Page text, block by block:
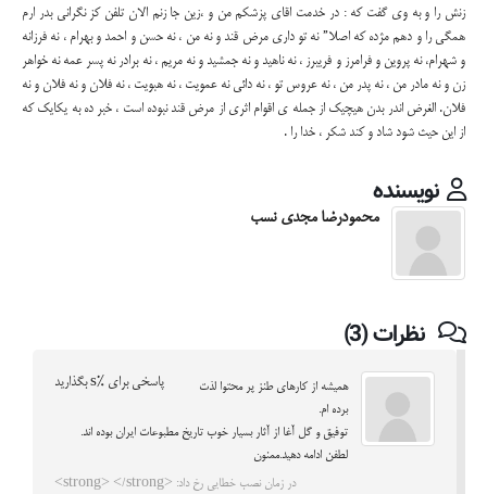
زنش را و به وی گفت که : در خدمت اقای پزشکم من و ،زین جا زنم الان تلفن کز نگرانی بدر ارم
همگی را و دهم مژده که اصلا” نه تو داری مرض قند و نه من ، نه حسن و احمد و بهرام ، نه فرزانه
و شهرام، نه پروین و فرامرز و فریبرز ، نه ناهید و نه جمشید و نه مریم ، نه برادر نه پسر عمه نه خواهر
زن و نه مادر من ، نه پدر من ، نه عروس تو ، نه دائی نه عمویت ، نه هبویت ، نه فلان و نه فلان و نه
فلان. الغرض اندر بدن هیچیک از جمله ی اقوام اثری از مرض قند نبوده است ، خبر ده به یکایک که
از این حیث شود شاد و کند شکر ، خدا را .
نویسنده
محمودرضا مجدی نسب
نظرات (3)
پاسخی برای %s بگذارید
همیشه از کارهای طنز پر محتوا لذت
برده ام.
توفیق و گل آغا از آثار بسیار خوب تاریخ مطبوعات ایران بوده اند.
لطفن ادامه دهید.ممنون
در زمان نصب خطایی رخ داد: <strong> </strong>